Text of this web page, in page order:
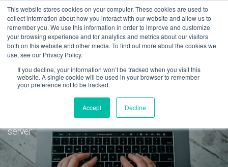
This website stores cookies on your computer. These cookies are used to
collect information about how you interact with our website and allow us to
remember you. We use this information in order to improve and customize
your browsing experience and for analytics and metrics about our visitors
both on this website and other media. To find out more about the cookies we
use, see our Privacy Policy.
If you decline, your information won’t be tracked when you visit this
website. A single cookie will be used in your browser to remember
your preference not to be tracked.
Accept Decline
Le dernier
PLEX is now available on
AmberPRO
One-click setup for the most popular self hosted media
server